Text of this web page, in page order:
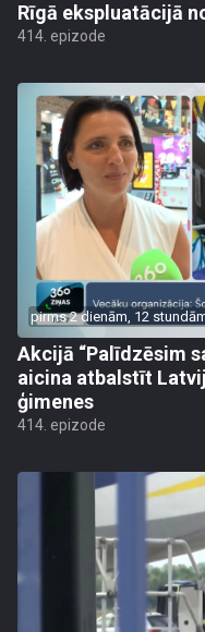
Rīgā ekspluatācijā
414. epizode
pirms 2 dienām, 12
Akcijā “Palīdzēsim
aicina atbalstīt
ģimenes
414. epizode